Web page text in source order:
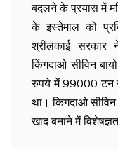
बदलने के प्रयास में
के इस्तेमाल को
श्रीलंकाई सरकार
किंगदाओ सीविन
रुपये में 99000 टन
था। किगदाओ
खाद बनाने में